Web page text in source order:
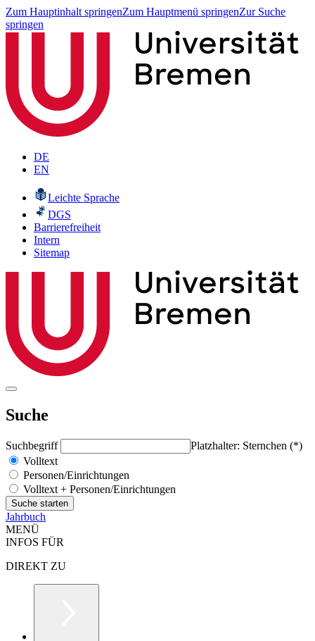
Zum Hauptinhalt springenZum Hauptmenü springenZur Suche
springen
DE
EN
Leichte Sprache
DGS
Barrierefreiheit
Intern
Sitemap
Suche
Suchbegriff
Platzhalter: Sternchen (*)
Volltext
Personen/Einrichtungen
Volltext + Personen/Einrichtungen
Jahrbuch
MENÜ
INFOS FÜR
DIREKT ZU